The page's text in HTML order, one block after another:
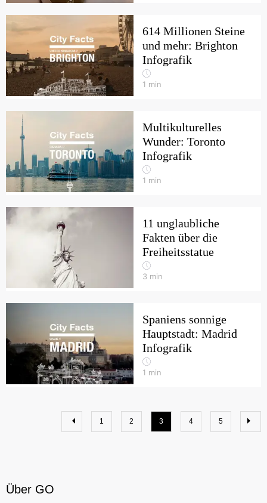
614 Millionen Steine
und mehr: Brighton
Infografik
1 min
Multikulturelles
Wunder: Toronto
Infografik
1 min
11 unglaubliche
Fakten über die
Freiheitsstatue
3 min
Spaniens sonnige
Hauptstadt: Madrid
Infografik
1 min
1 2 3 4 5
Über GO